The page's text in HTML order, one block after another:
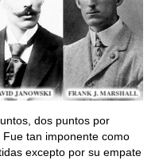
dos puntos por
tan imponente como
excepto por su empate